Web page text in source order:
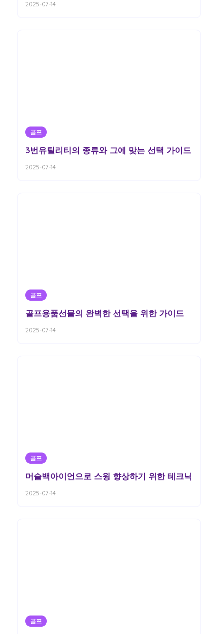
2025-07-14
골프
3번유틸리티의 종류와 그에 맞는 선택 가이드
2025-07-14
골프
골프용품선물의 완벽한 선택을 위한 가이드
2025-07-14
골프
머슬백아이언으로 스윙 향상하기 위한 테크닉
2025-07-14
골프